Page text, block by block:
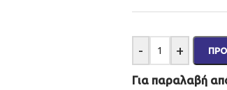
- +
Για παραλαβή